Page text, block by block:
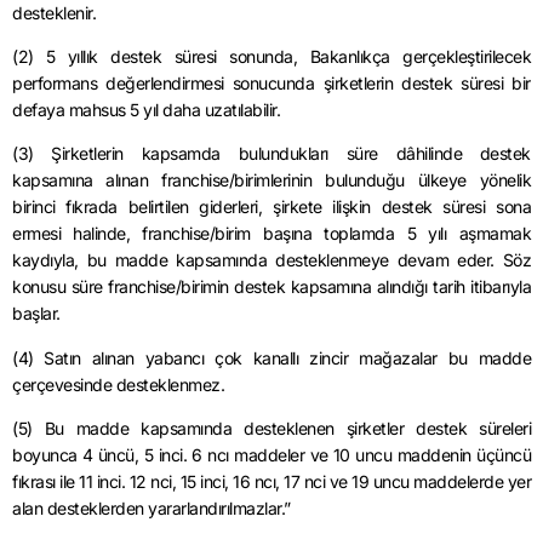
desteklenir.
(2) 5 yıllık destek süresi sonunda, Bakanlıkça gerçekleştirilecek
performans değerlendirmesi sonucunda şirketlerin destek süresi bir
defaya mahsus 5 yıl daha uzatılabilir.
(3) Şirketlerin kapsamda bulundukları süre dâhilinde destek
kapsamına alınan franchise/birimlerinin bulunduğu ülkeye yönelik
birinci fıkrada belirtilen giderleri, şirkete ilişkin destek süresi sona
ermesi halinde, franchise/birim başına toplamda 5 yılı aşmamak
kaydıyla, bu madde kapsamında desteklenmeye devam eder. Söz
konusu süre franchise/birimin destek kapsamına alındığı tarih itibarıyla
başlar.
(4) Satın alınan yabancı çok kanallı zincir mağazalar bu madde
çerçevesinde desteklenmez.
(5) Bu madde kapsamında desteklenen şirketler destek süreleri
boyunca 4 üncü, 5 inci. 6 ncı maddeler ve 10 uncu maddenin üçüncü
fıkrası ile 11 inci. 12 nci, 15 inci, 16 ncı, 17 nci ve 19 uncu maddelerde yer
alan desteklerden yararlandırılmazlar.”